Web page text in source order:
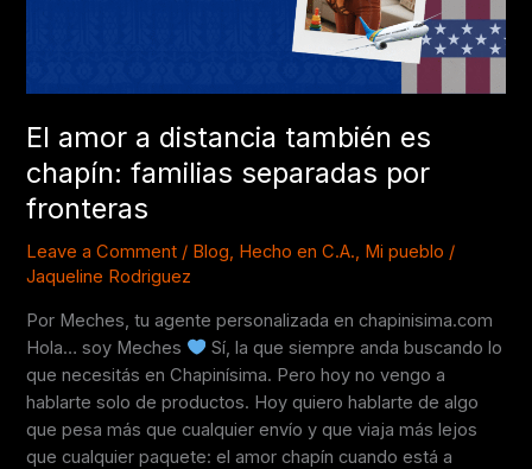
El amor a distancia también es
chapín: familias separadas por
fronteras
Leave a Comment / Blog, Hecho en C.A., Mi pueblo /
Jaqueline Rodriguez
Por Meches, tu agente personalizada en chapinisima.com
Hola… soy Meches
Sí, la que siempre anda buscando lo
que necesitás en Chapinísima. Pero hoy no vengo a
hablarte solo de productos. Hoy quiero hablarte de algo
que pesa más que cualquier envío y que viaja más lejos
que cualquier paquete: el amor chapín cuando está a